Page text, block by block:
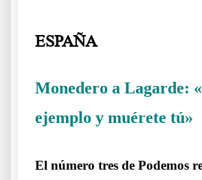
ESPAÑA
Monedero a Lagarde:
ejemplo y muérete tú»
El número tres de Podemos